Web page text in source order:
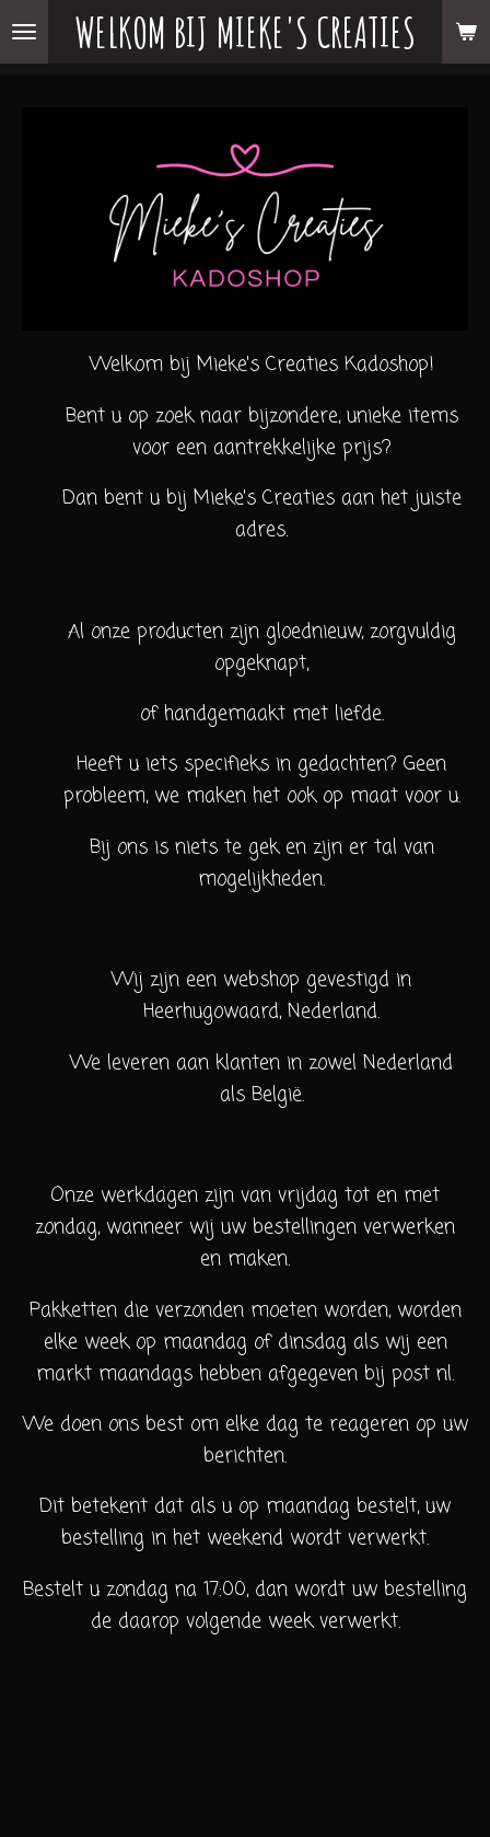
Ga
WELKOM BIJ MIEKE'S CREATIES
Welkom bij Mieke's Creaties Kadoshop!
Bent u op zoek naar bijzondere, unieke items
voor een aantrekkelijke prijs?
Dan bent u bij Mieke's Creaties aan het juiste
adres.
Al onze producten zijn gloednieuw, zorgvuldig
opgeknapt,
of handgemaakt met liefde.
Heeft u iets specifieks in gedachten? Geen
probleem, we maken het ook op maat voor u.
Bij ons is niets te gek en zijn er tal van
mogelijkheden.
Wij zijn een webshop gevestigd in
Heerhugowaard, Nederland.
We leveren aan klanten in zowel Nederland
als België.
Onze werkdagen zijn van vrijdag tot en met
zondag, wanneer wij uw bestellingen verwerken
en maken.
Pakketten die verzonden moeten worden, worden
elke week op maandag of dinsdag als wij een
markt maandags hebben afgegeven bij post nl.
We doen ons best om elke dag te reageren op uw
berichten.
Dit betekent dat als u op maandag bestelt, uw
bestelling in het weekend wordt verwerkt.
Bestelt u zondag na 17:00, dan wordt uw bestelling
de daarop volgende week verwerkt.